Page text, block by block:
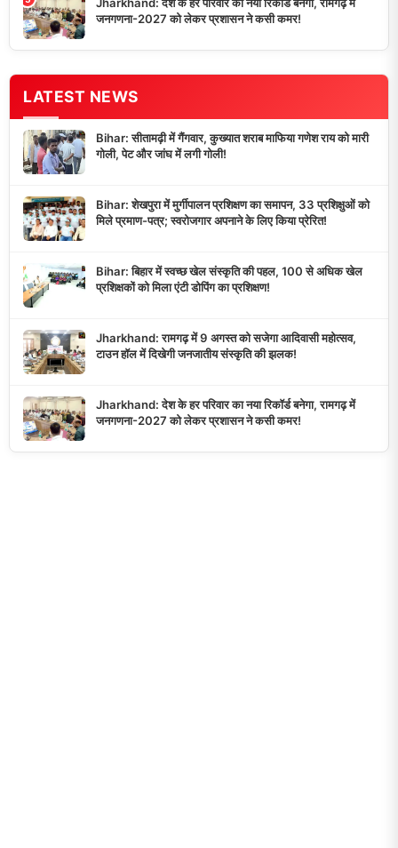
जनगणना-2027 को लेकर प्रशासन ने कसी कमर!
LATEST NEWS
Bihar: सीतामढ़ी में गैंगवार, कुख्यात शराब माफिया गणेश राय को मारी
गोली, पेट और जांघ में लगी गोली!
Bihar: शेखपुरा में मुर्गीपालन प्रशिक्षण का समापन, 33 प्रशिक्षुओं को
मिले प्रमाण-पत्र; स्वरोजगार अपनाने के लिए किया प्रेरित!
Bihar: बिहार में स्वच्छ खेल संस्कृति की पहल, 100 से अधिक खेल
प्रशिक्षकों को मिला एंटी डोपिंग का प्रशिक्षण!
Jharkhand: रामगढ़ में 9 अगस्त को सजेगा आदिवासी महोत्सव,
टाउन हॉल में दिखेगी जनजातीय संस्कृति की झलक!
Jharkhand: देश के हर परिवार का नया रिकॉर्ड बनेगा, रामगढ़ में
जनगणना-2027 को लेकर प्रशासन ने कसी कमर!